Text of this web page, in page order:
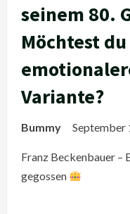
seinem 80.
Möchtest
Variante?
Bummy September
Franz Beckenbauer –
gegossen